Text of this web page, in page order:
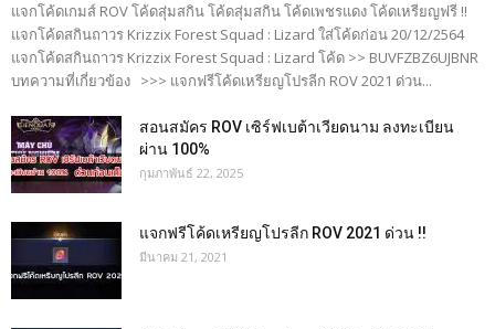
แจกโค้ดเกมส์ ROV โค้ดสุ่มสกิน โค้ดสุ่มสกิน โค้ดเพชรแดง โค้ดเหรียญฟรี !!
แจกโค้ดสกินถาวร Krizzix Forest Squad : Lizard ใส่โค้ดก่อน 20/12/2564
แจกโค้ดสกินถาวร Krizzix Forest Squad : Lizard โค้ด >> BUVFZBZ6UJBNR
บทความที่เกี่ยวข้อง >>> แจกฟรีโค้ดเหรียญโปรลีก ROV 2021 ด่วน...
สอนสมัคร ROV เซิร์ฟเบต้าเวียดนาม ลงทะเบียน
ผ่าน 100%
กุมภาพันธ์ 22, 2025
แจกฟรีโค้ดเหรียญโปรลีก ROV 2021 ด่วน !!
มีนาคม 21, 2021